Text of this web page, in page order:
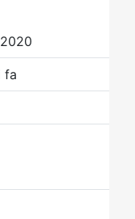
fa